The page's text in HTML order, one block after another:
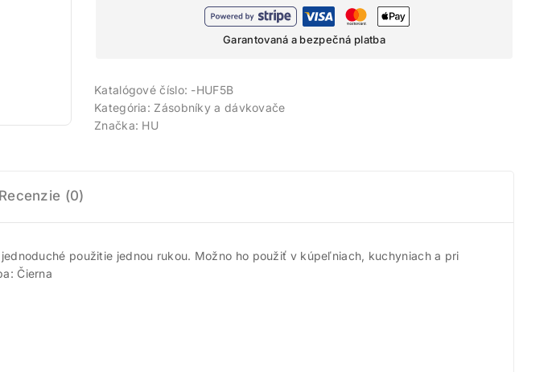
Garantovaná a bezpečná platba
Katalógové číslo: -HUF5B
Kategória: Zásobníky a dávkovače
Značka: HU
Recenzie (0)
použitie jednou rukou. Možno ho použiť v kúpeľniach, kuchyniach a pri
Čierna